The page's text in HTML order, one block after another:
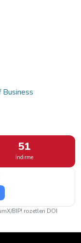
51
İndirme
BIP! rozetleri DOI